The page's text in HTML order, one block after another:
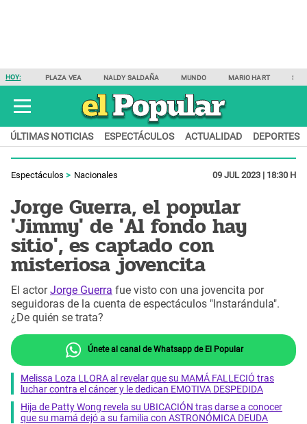
HOY: PLAZA VEA NALDY SALDAÑA MUNDO MARIO HART
ÚLTIMAS NOTICIAS ESPECTÁCULOS ACTUALIDAD DEPORTES
Espectáculos Nacionales 09 JUL 2023 | 18:30 H
Jorge Guerra, el popular
'Jimmy' de 'Al fondo hay
sitio', es captado con
misteriosa jovencita
El actorJorge Guerra fue visto con una jovencita por
seguidoras de la cuenta de espectáculos "Instarándula".
¿De quién se trata?
Únete al canal de Whatsapp de El Popular
Melissa Loza LLORA al revelar que su MAMÁ FALLECIÓ tras
luchar contra el cáncer y le dedican EMOTIVA DESPEDIDA
Hija de Patty Wong revela su UBICACIÓN tras darse a conocer
que su mamá dejó a su familia con ASTRONÓMICA DEUDA